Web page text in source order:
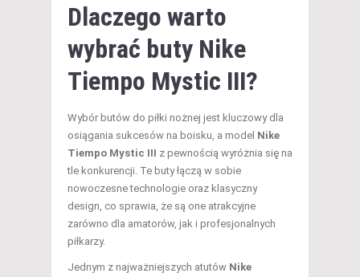
Dlaczego warto
wybrać buty Nike
Tiempo Mystic III?
Wybór butów do piłki nożnej jest kluczowy dla
osiągania sukcesów na boisku, a model Nike
Tiempo Mystic III z pewnością wyróżnia się na
tle konkurencji. Te buty łączą w sobie
nowoczesne technologie oraz klasyczny
design, co sprawia, że są one atrakcyjne
zarówno dla amatorów, jak i profesjonalnych
piłkarzy.
Jednym z najważniejszych atutów Nike